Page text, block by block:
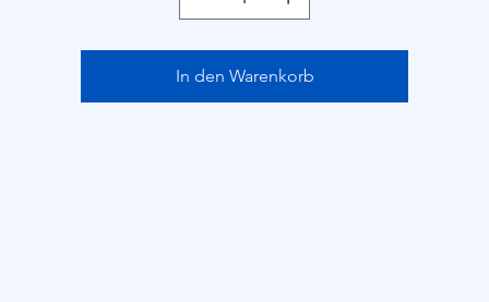
In den Warenkorb